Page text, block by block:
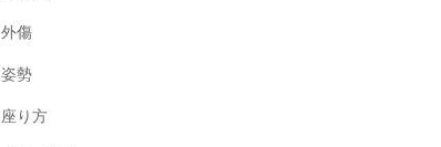
外傷
姿勢
座り方